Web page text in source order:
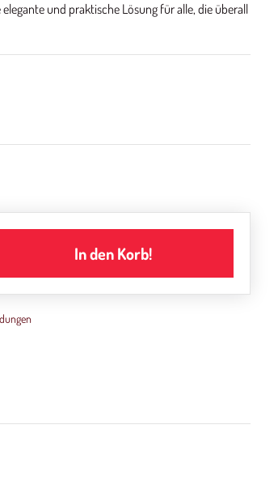
und praktische Lösung für alle, die überall
In den Korb!